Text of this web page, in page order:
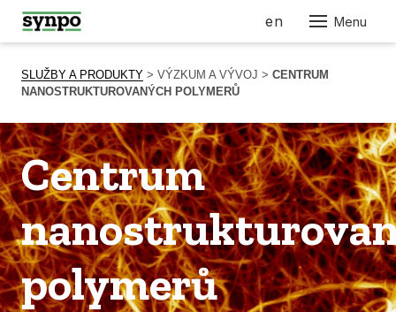
Menu
cs
en
SLUŽBY A PRODUKTY > VÝZKUM A VÝVOJ > CENTRUM
NANOSTRUKTUROVANÝCH POLYMERŮ
Centrum
polymerů